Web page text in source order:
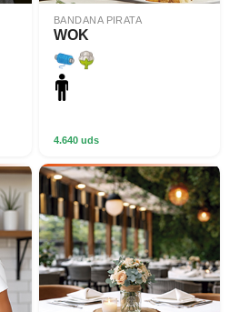
BANDANA PIRATA
WOK
4.640 uds